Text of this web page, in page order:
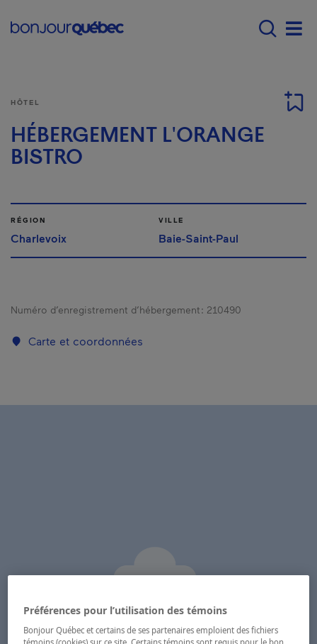
Main navigation -
HÔTEL
HÉBERGEMENT L'ORANGE
BISTRO
RÉGION
Charlevoix
VILLE
Baie-Saint-Paul
Numéro d’enregistrement d’hébergement : 210490
Carte et coordonnées
Préférences pour l’utilisation des témoins
Bonjour Québec et certains de ses partenaires emploient des fichiers